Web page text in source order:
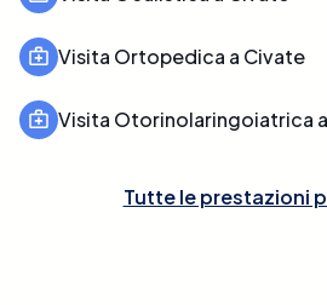
Visita Ortopedica a Civate
Visita Otorinolaringoiatrica
Tutte le prestazioni